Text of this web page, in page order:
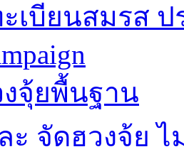
เบียนสมรส ป
จุ้ยพื้นฐาน
จัดฮวงจุ้ย ไ